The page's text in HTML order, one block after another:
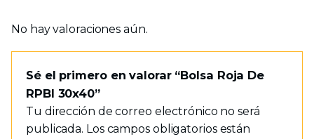
No hay valoraciones aún.
Sé el primero en valorar “Bolsa Roja De
RPBI 30x40”
Tu dirección de correo electrónico no será
publicada. Los campos obligatorios están